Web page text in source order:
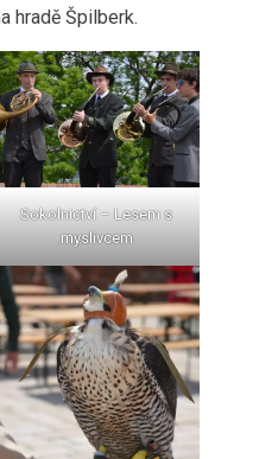
hradě Špilberk.
Sokolnictví – Lesem s
myslivcem